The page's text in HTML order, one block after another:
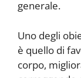
generale.
Uno degli
è quello di
corpo,